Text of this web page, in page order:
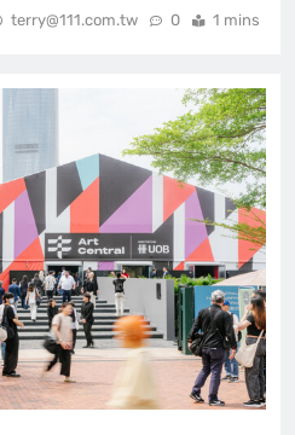
terry@111.com.tw 0 1 mins